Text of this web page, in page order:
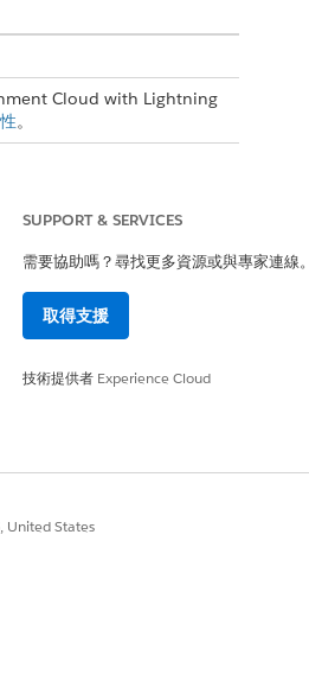
Cloud with Lightning
。
SUPPORT & SERVICES
需要協助嗎？尋找更多資源或與專家連線。
取得支援
技術提供者 Experience Cloud
United States